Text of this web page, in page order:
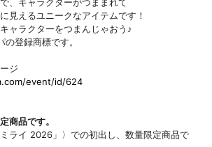
見えるユニークなアイテムです！
ャラクターをつまんじゃおう♪
登録商標です。
ジ
event/id/624
商品です。
ミライ 2026」〉での初出し、数量限定商品で